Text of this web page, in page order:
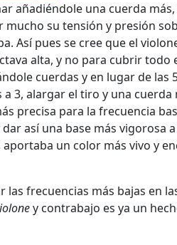
añadiéndole una cuerda más,
su tensión y presión
Así pues se cree que el
alta, y no para cubrir todo
cuerdas y en lugar de las
3, alargar el tiro y una cuerda
precisa para la frecuencia
así una base más vigorosa
un color más vivo y
frecuencias más bajas en
y contrabajo es ya un